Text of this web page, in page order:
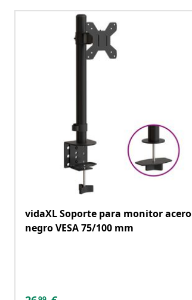
vidaXL Soporte para monitor acero
negro VESA 75/100 mm